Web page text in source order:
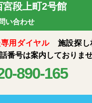
宮段上町2号館
い合わせ
用ダイヤル施設探し
番号は案内しておりませ
890-165